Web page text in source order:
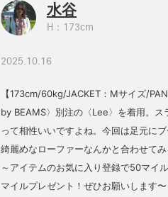
水谷
H：173cm
2025.10.16
【173cm/60kg/JACKET：Mサイズ/
by BEAMS〉別注の〈Lee〉を着用。ス
って相性いいですよね。今回は足元にブ
綺麗めなローファーなんかと合わせてみ
～アイテムのお気に入り登録で50マイ
マイルプレゼント！ぜひお願いします〜